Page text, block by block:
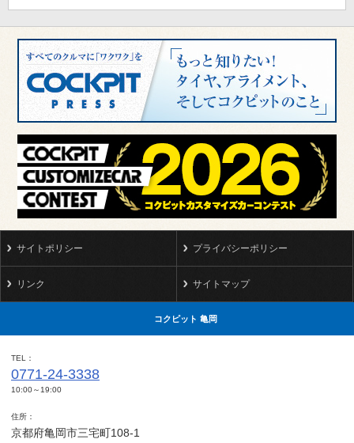
サイトポリシー プライバシーポリシー
リンク サイトマップ
コクピット 亀岡
TEL
0771-24-3338
10:00～19:00
住所
京都府亀岡市三宅町108-1